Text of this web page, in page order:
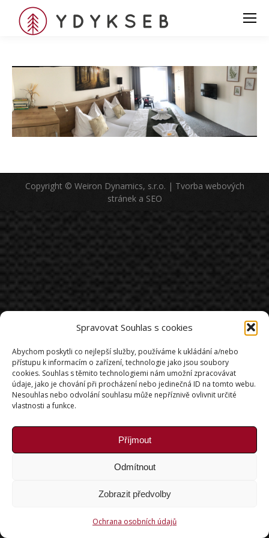
Spravovat Souhlas s cookies
Abychom poskytli co nejlepší služby, používáme k ukládání a/nebo
přístupu k informacím o zařízení, technologie jako jsou soubory
cookies. Souhlas s těmito technologiemi nám umožní zpracovávat
údaje, jako je chování při procházení nebo jedinečná ID na tomto webu.
Nesouhlas nebo odvolání souhlasu může nepříznivě ovlivnit určité
vlastnosti a funkce.
Příjmout
Odmítnout
Zobrazit předvolby
Ochrana osobních údajů
Copyright © Weiron Dynamics, s.r.o. | Tvorba webových
stráneka SEO